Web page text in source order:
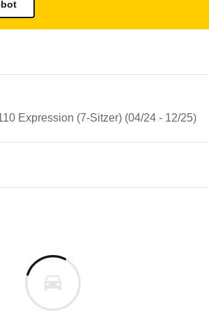
Expression (7-Sitzer) (04/24 - 12/25)
wie das
sowie optischen und